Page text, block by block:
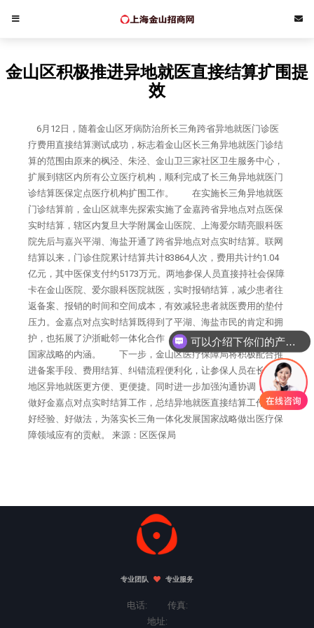
金山区积极推进异地就医直接结算扩围提
效
6月12日，随着金山区牙病防治所长三角跨省异地就医门诊医
疗费用直接结算测试成功，标志着金山区长三角异地就医门诊结
算的范围由原来的枫泾、朱泾、金山卫三家社区卫生服务中心，
扩展到辖区内所有公立医疗机构，顺利完成了长三角异地就医门
诊结算医保定点医疗机构扩围工作。 在实施长三角异地就医
门诊结算前，金山区就率先探索实施了金嘉跨省异地点对点医保
实时结算，辖区内复旦大学附属金山医院、上海爱尔睛亮眼科医
院先后与嘉兴平湖、海盐开通了跨省异地点对点实时结算。联网
结算以来，门诊住院累计结算共计83864人次，费用共计约1.04
亿元，其中医保支付约5173万元。两地参保人员直接持社会保障
卡在金山医院、爱尔眼科医院就医，实时报销结算，减少患者往
返备案、报销的时间和空间成本，有效减轻患者就医费用的垫付
压力。金嘉点对点实时结算既得到了平湖、海盐市民的肯定和拥
护，也拓展了沪浙毗邻一体化合作，更丰富了长三角一体化发展
国家战略的内涵。 下一步，金山区医疗保障局将积极配合推
进备案手段、费用结算、纠错流程便利化，让参保人员在长三角
地区异地就医更方便、更便捷。同时进一步加强沟通协调，继续
做好金嘉点对点实时结算工作，总结异地就医直接结算工作中的
好经验、好做法，为落实长三角一体化发展国家战略做出医疗保
障领域应有的贡献。 来源：区医保局
专业团队 专业服务
电话: 传真:
地址:
可以介绍下你们的产品么